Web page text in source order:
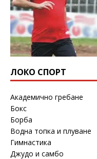
ЛОКО СПОРТ
Академично гребане
Бокс
Борба
Водна топка и плуване
Гимнастика
Джудо и самбо